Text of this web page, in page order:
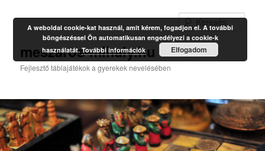
meszaros-mihaly.hu
Fejlesztő táblajátékok a gyerekek nevelésében
A weboldal cookie-kat használ, amit kérem, fogadjon el. A további
böngészéssel Ön automatikusan engedélyezi a cookie-k
használatát.További információk Elfogadom